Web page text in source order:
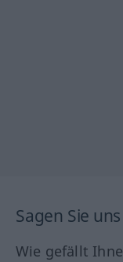
Sagen Sie
Wie gefällt